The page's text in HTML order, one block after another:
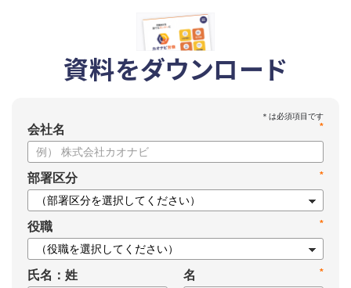
資料をダウンロード
*
会社名
*
部署区分
*
役職
氏名：姓 *
名